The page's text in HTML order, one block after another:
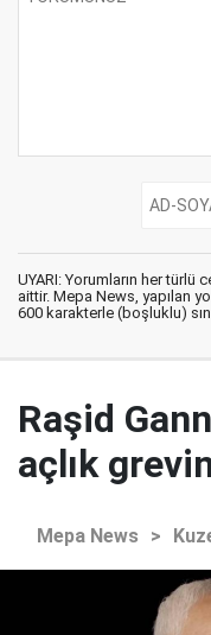
UYARI: Yorumların her
aittir. Mepa News, yapılan
600 karakterle (boşluklu)
Raşid
açlık
Mepa News >